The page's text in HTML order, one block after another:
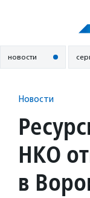
новости
Новости
НКО
в